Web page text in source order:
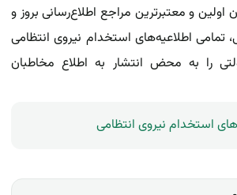
اولین و معتبرترین مراجع اطلاع‌رسانی بروز و
تمامی اطلاعیه‌های استخدام نیروی انتظامی
را به محض انتشار به اطلاع مخاطبان
استخدام نیروی انتظامی